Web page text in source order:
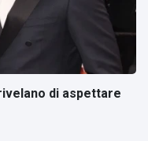
di aspettare